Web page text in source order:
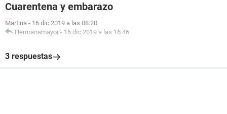
Cuarentena y embarazo
Martina - 16 dic 2019 a las 08:20
Hermanamayor - 16 dic 2019 a las 16:46
3 respuestas